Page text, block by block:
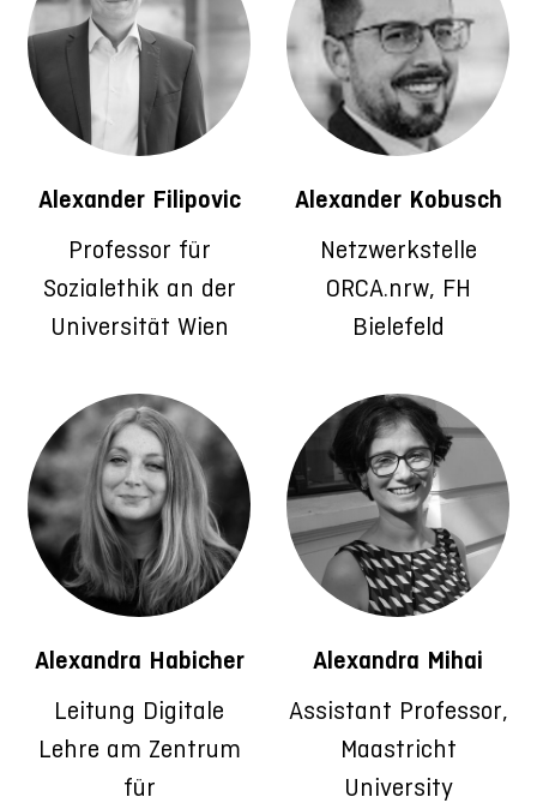
Alexander Filipovic
Professor für
Sozialethik an der
Universität Wien
Alexander Kobusch
Netzwerkstelle
ORCA.nrw, FH
Bielefeld
Alexandra Habicher
Leitung Digitale
Lehre am Zentrum
für
Alexandra Mihai
Assistant Professor,
Maastricht
University